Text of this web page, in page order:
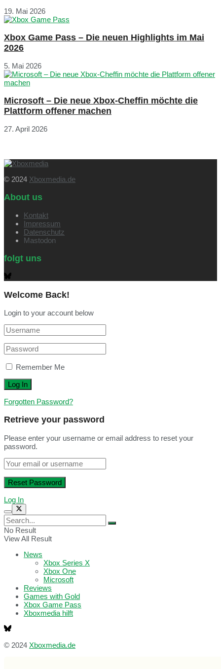
19. Mai 2026
Xbox Game Pass – Die neuen Highlights im Mai
2026
5. Mai 2026
Microsoft – Die neue Xbox-Cheffin möchte die
Plattform offener machen
27. April 2026
© 2024 Xboxmedia.de
About us
Kontakt
Impressum
Datenschutz
Mastodon
folgt uns
Welcome Back!
Login to your account below
Remember Me
Forgotten Password?
Retrieve your password
Please enter your username or email address to reset your
password.
Log In
No Result
View All Result
News
Xbox Series X
Xbox One
Microsoft
Reviews
Games with Gold
Xbox Game Pass
Xboxmedia hilft
© 2024 Xboxmedia.de